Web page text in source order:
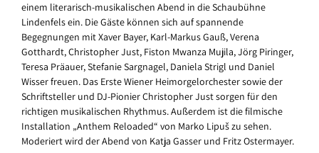
einem literarisch-musikalischen Abend in die Schaubühne
Lindenfels ein. Die Gäste können sich auf spannende
Begegnungen mit Xaver Bayer, Karl-Markus Gauß, Verena
Gotthardt, Christopher Just, Fiston Mwanza Mujila, Jörg Piringer,
Teresa Präauer, Stefanie Sargnagel, Daniela Strigl und Daniel
Wisser freuen. Das Erste Wiener Heimorgelorchester sowie der
Schriftsteller und DJ-Pionier Christopher Just sorgen für den
richtigen musikalischen Rhythmus. Außerdem ist die filmische
Installation „Anthem Reloaded“ von Marko Lipuš zu sehen.
Moderiert wird der Abend von Katja Gasser und Fritz Ostermayer.